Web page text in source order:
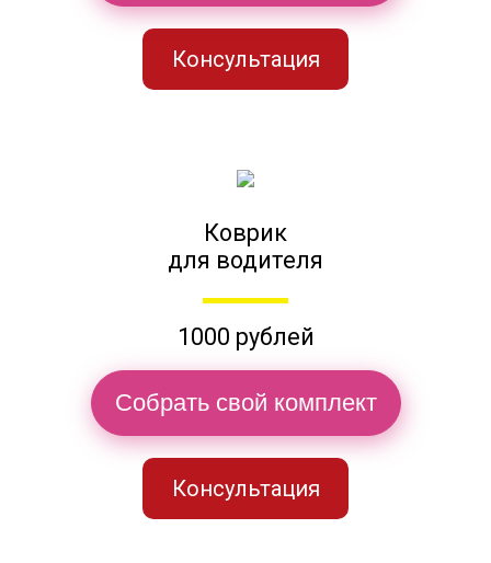
Консультация
Коврик
для водителя
1000 рублей
Собрать свой комплект
Консультация